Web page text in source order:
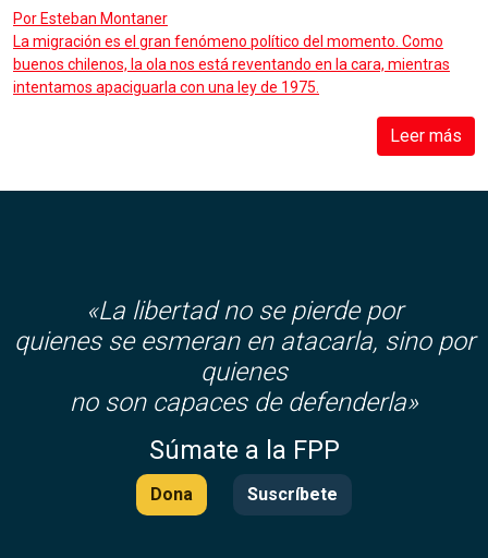
Por Esteban Montaner
La migración es el gran fenómeno político del momento. Como
buenos chilenos, la ola nos está reventando en la cara, mientras
intentamos apaciguarla con una ley de 1975.
Leer más
«La libertad no se pierde por
quienes se esmeran en atacarla, sino por
quienes
no son capaces de defenderla»
Súmate a la FPP
Dona Suscríbete